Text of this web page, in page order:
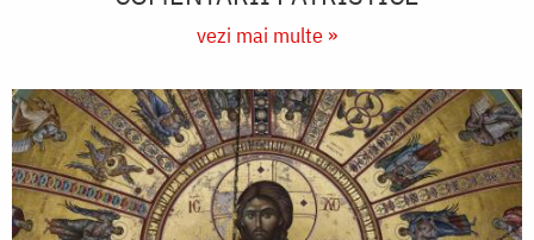
vezi mai multe »